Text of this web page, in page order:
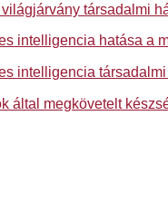
társadalmi
intelligencia hatása a
intelligencia
által megkövetelt